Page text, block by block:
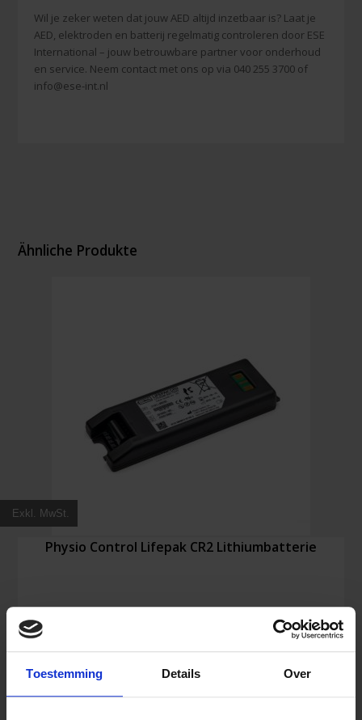
Toestemming Details Over
Exkl. MwSt.
Wil je zeker weten dat jouw AED altijd inzetbaar is? Laat je
AED, elektroden en batterij regelmatig controleren door ESE
International – jouw betrouwbare partner voor onderhoud
en service. Neem contact met ons op via 040 255 3700 of
info@ese-int.nl
Ähnliche Produkte
Physio Control Lifepak CR2 Lithiumbatterie